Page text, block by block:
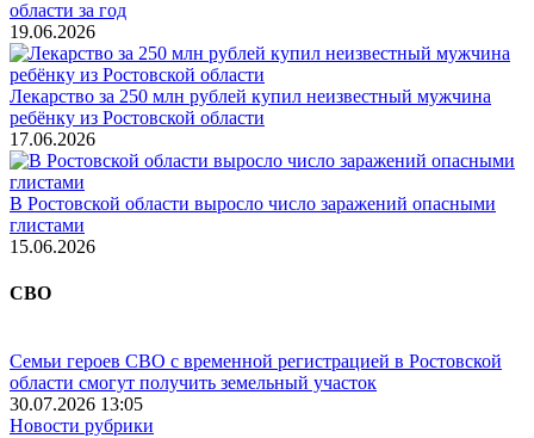
области за год
19.06.2026
Лекарство за 250 млн рублей купил неизвестный мужчина
ребёнку из Ростовской области
17.06.2026
В Ростовской области выросло число заражений опасными
глистами
15.06.2026
СВО
Семьи героев СВО с временной регистрацией в Ростовской
области смогут получить земельный участок
30.07.2026 13:05
Новости рубрики